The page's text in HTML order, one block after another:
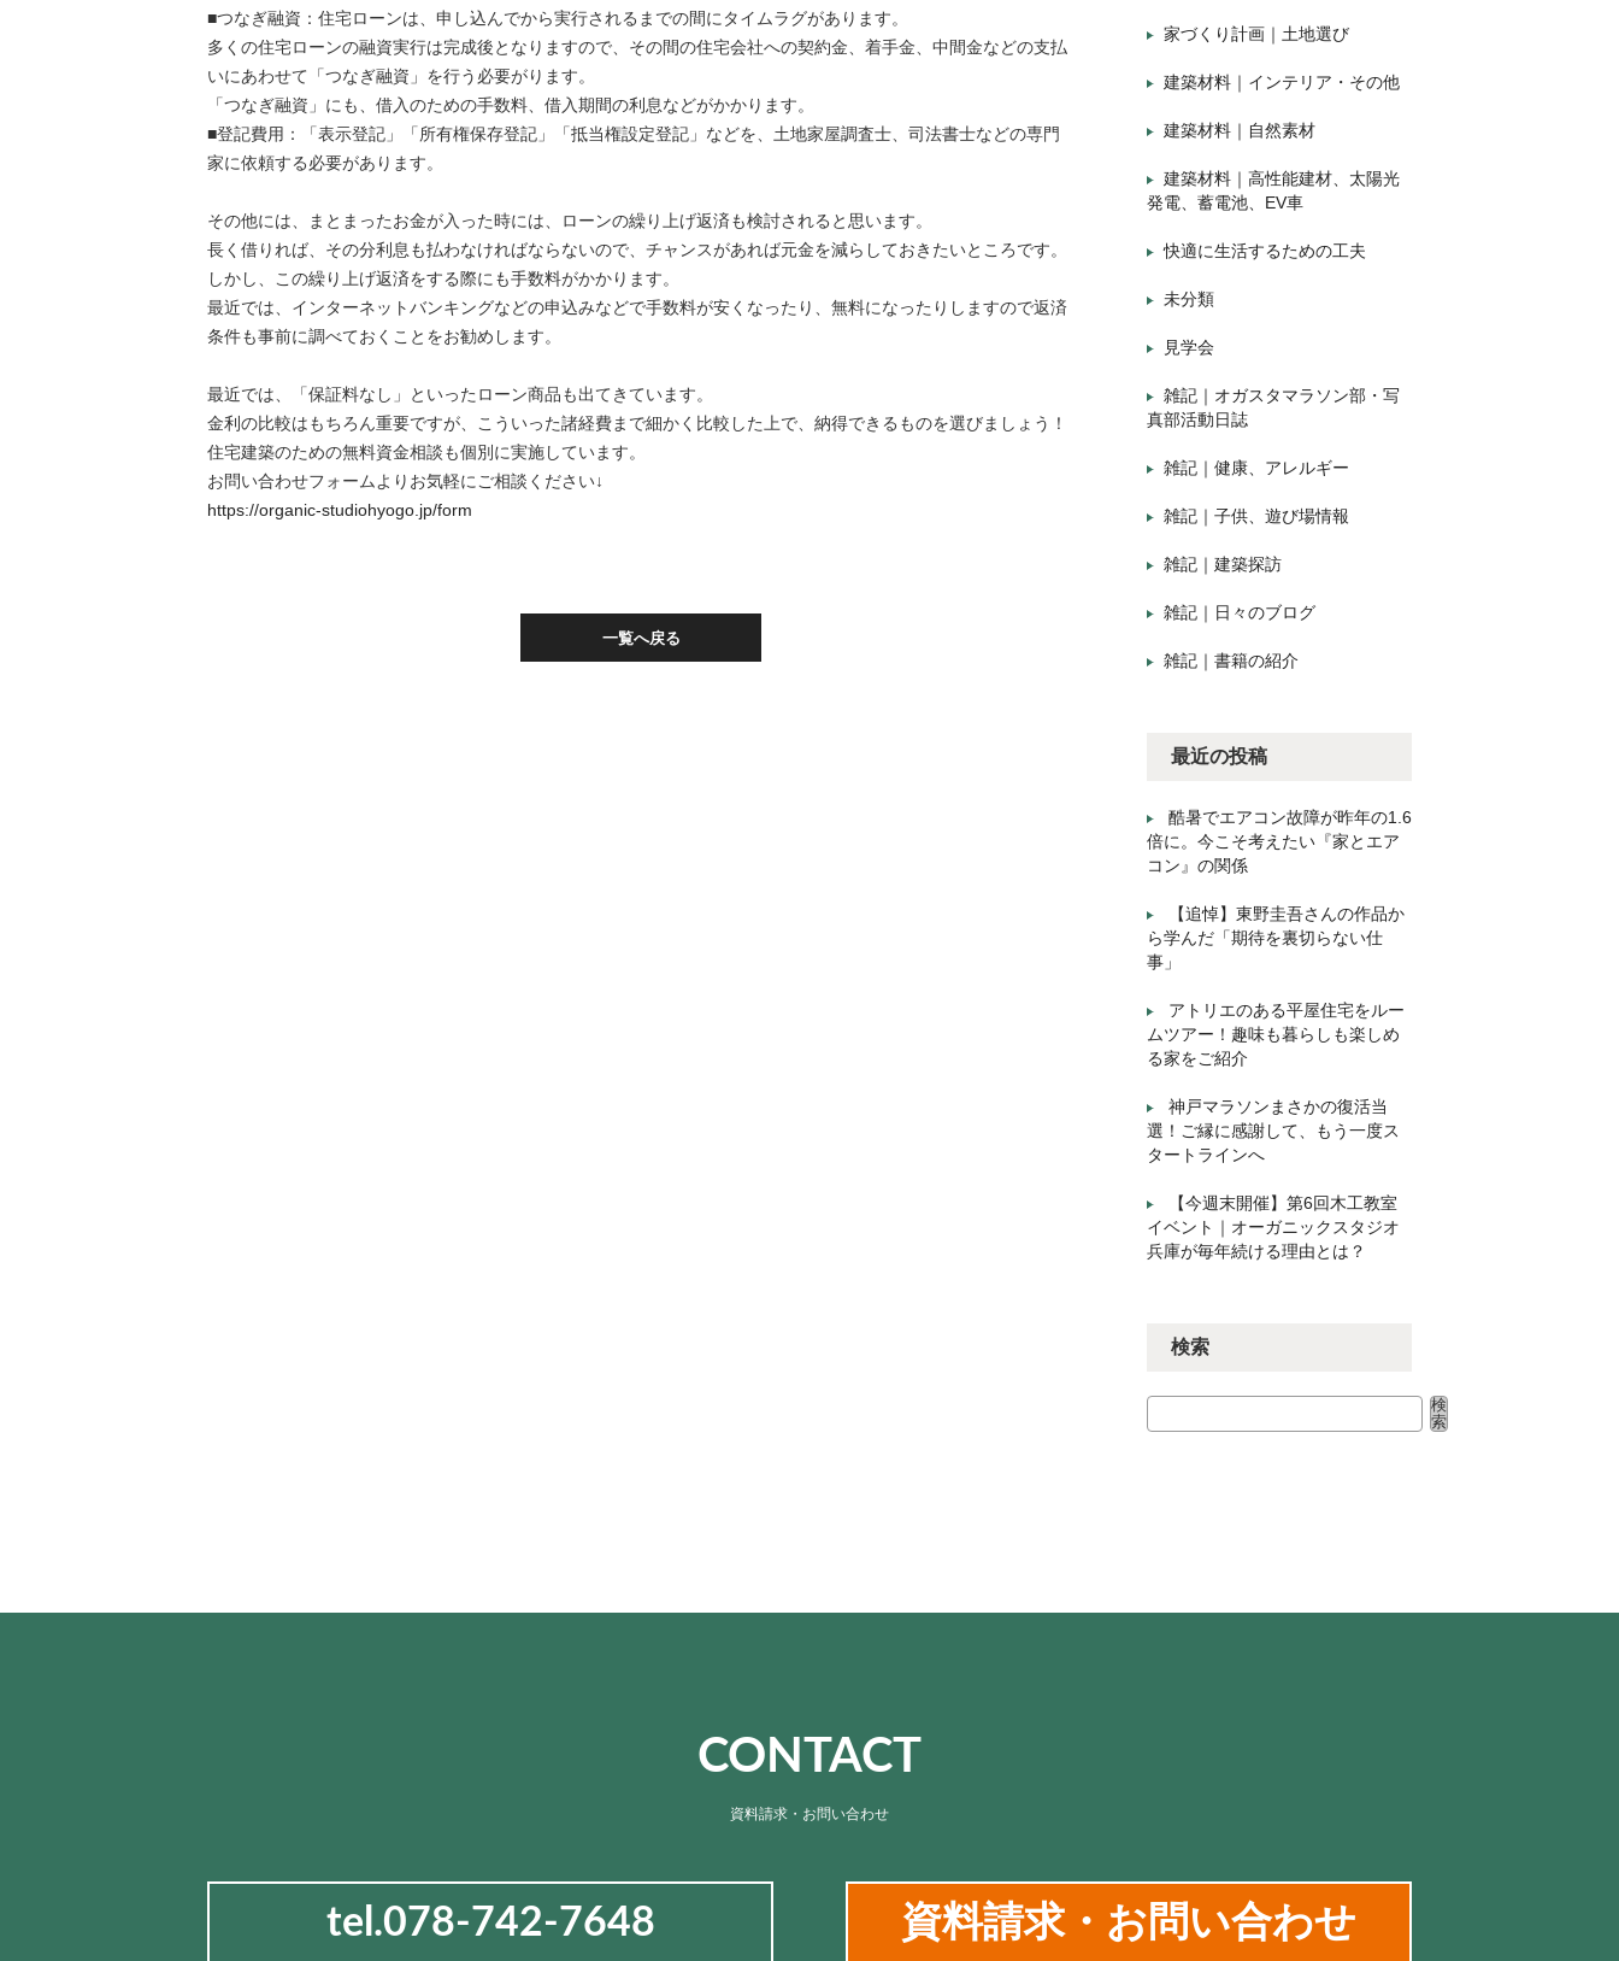
■つなぎ融資：住宅ローンは、申し込んでから実行されるまでの間にタイムラグがあります。
多くの住宅ローンの融資実行は完成後となりますので、その間の住宅会社への契約金、着手金、中間金などの支払
いにあわせて「つなぎ融資」を行う必要がります。
「つなぎ融資」にも、借入のための手数料、借入期間の利息などがかかります。
■登記費用：「表示登記」「所有権保存登記」「抵当権設定登記」などを、土地家屋調査士、司法書士などの専門
家に依頼する必要があります。
その他には、まとまったお金が入った時には、ローンの繰り上げ返済も検討されると思います。
長く借りれば、その分利息も払わなければならないので、チャンスがあれば元金を減らしておきたいところです。
しかし、この繰り上げ返済をする際にも手数料がかかります。
最近では、インターネットバンキングなどの申込みなどで手数料が安くなったり、無料になったりしますので返済
条件も事前に調べておくことをお勧めします。
最近では、「保証料なし」といったローン商品も出てきています。
金利の比較はもちろん重要ですが、こういった諸経費まで細かく比較した上で、納得できるものを選びましょう！
住宅建築のための無料資金相談も個別に実施しています。
お問い合わせフォームよりお気軽にご相談ください↓
https://organic-studiohyogo.jp/form
一覧へ戻る
家づくり計画｜土地選び
建築材料｜インテリア・その他
建築材料｜自然素材
建築材料｜高性能建材、太陽光
発電、蓄電池、EV車
快適に生活するための工夫
未分類
見学会
雑記｜オガスタマラソン部・写
真部活動日誌
雑記｜健康、アレルギー
雑記｜子供、遊び場情報
雑記｜建築探訪
雑記｜日々のブログ
雑記｜書籍の紹介
最近の投稿
酷暑でエアコン故障が昨年の1.6
倍に。今こそ考えたい『家とエア
コン』の関係
【追悼】東野圭吾さんの作品か
ら学んだ「期待を裏切らない仕
事」
アトリエのある平屋住宅をルー
ムツアー！趣味も暮らしも楽しめ
る家をご紹介
神戸マラソンまさかの復活当
選！ご縁に感謝して、もう一度ス
タートラインへ
【今週末開催】第6回木工教室
イベント｜オーガニックスタジオ
兵庫が毎年続ける理由とは？
検索
検索
検
索
CONTACT
資料請求・お問い合わせ
tel.078-742-7648 資料請求・お問い合わせ